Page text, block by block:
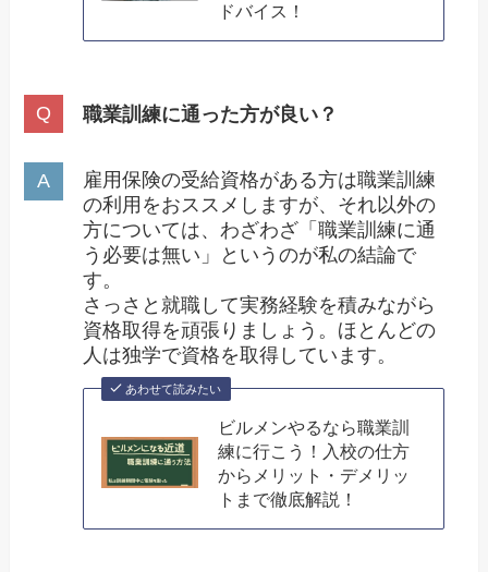
ドバイス！
職業訓練に通った方が良い？
雇用保険の受給資格がある方は職業訓練
の利用をおススメしますが、それ以外の
方については、わざわざ「職業訓練に通
う必要は無い」というのが私の結論で
す。
さっさと就職して実務経験を積みながら
資格取得を頑張りましょう。ほとんどの
人は独学で資格を取得しています。
あわせて読みたい
ビルメンやるなら職業訓
練に行こう！入校の仕方
からメリット・デメリッ
トまで徹底解説！